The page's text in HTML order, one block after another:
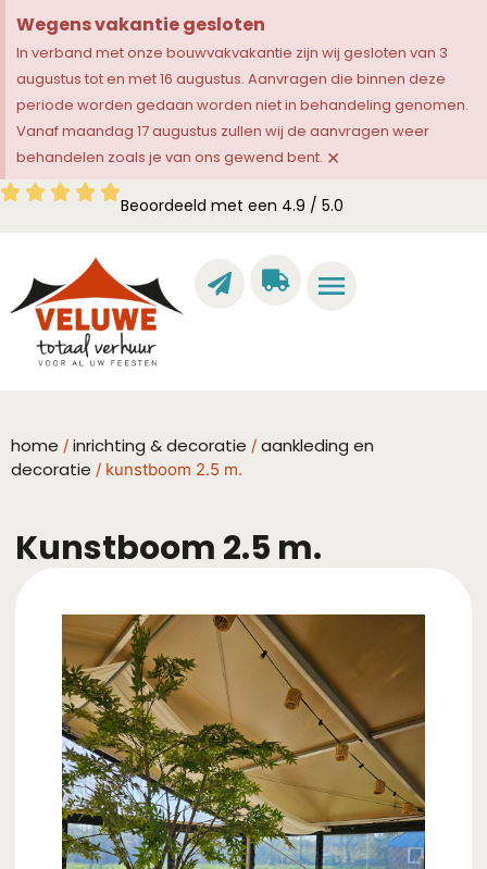
Wegens vakantie gesloten
In verband met onze bouwvakvakantie zijn wij gesloten van 3
augustus tot en met 16 augustus. Aanvragen die binnen deze
periode worden gedaan worden niet in behandeling genomen.
Vanaf maandag 17 augustus zullen wij de aanvragen weer
behandelen zoals je van ons gewend bent. ×
Beoordeeld met een 4.9 / 5.0
home / inrichting & decoratie / aankleding en
decoratie / kunstboom 2.5 m.
Kunstboom 2.5 m.